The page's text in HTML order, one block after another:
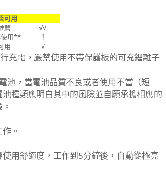
可用
薦
√√
使用**
！
用 √
充電，嚴禁使用不帶保護板的可充鋰離子
池，當電池品質不良或者使用不當（短
種類應明白其中的風險並自願承擔相應的
。
用舒適度，工作到5分鐘後，自動從極亮